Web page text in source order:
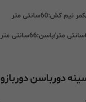
دورباسندوربازو